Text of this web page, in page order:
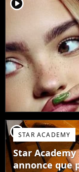
player2
player2STAR ACADEMY
Star
annonce que